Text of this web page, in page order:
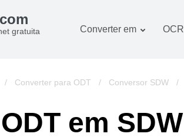
gratuita
Converter em
Imagem conversor
Books conversor
OCR
/ Converter para ODT / Conversor SDW /
em SDW